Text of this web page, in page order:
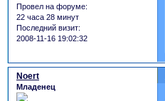
Провел на форуме:
22 часа 28 минут
Последний визит:
2008-11-16 19:02:32
Noert
Младенец